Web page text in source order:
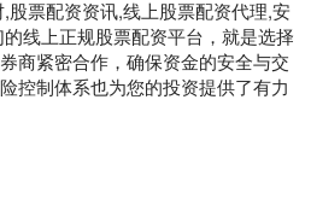
股票配资资讯,线上股票配资代理,安
线上正规股票配资平台，就是选择
商紧密合作，确保资金的安全与交
控制体系也为您的投资提供了有力